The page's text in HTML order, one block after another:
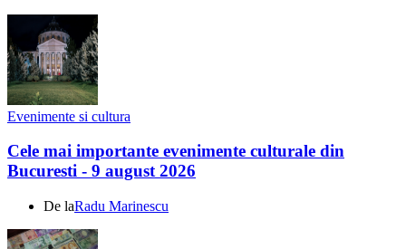
Evenimente si cultura
Cele mai importante evenimente culturale din
Bucuresti - 9 august 2026
De laRadu Marinescu